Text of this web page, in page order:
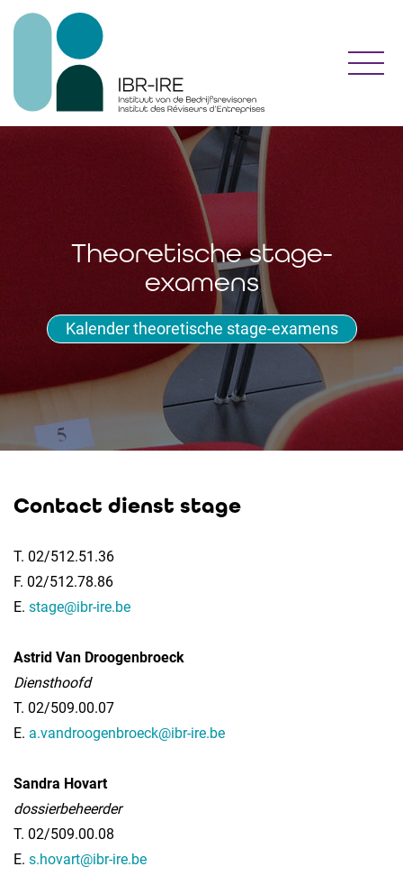
Theoretische stage-
examens
Kalender theoretische stage-examens
Contact dienst stage
T. 02/512.51.36
F. 02/512.78.86
E. stage@ibr-ire.be
Astrid Van Droogenbroeck
Diensthoofd
T. 02/509.00.07
E. a.vandroogenbroeck@ibr-ire.be
Sandra Hovart
dossierbeheerder
T. 02/509.00.08
E. s.hovart@ibr-ire.be